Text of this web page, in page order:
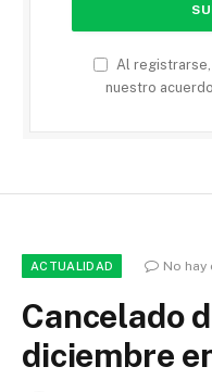
Al
nuestro
ACTUALIDAD No
Cancelado
diciembre